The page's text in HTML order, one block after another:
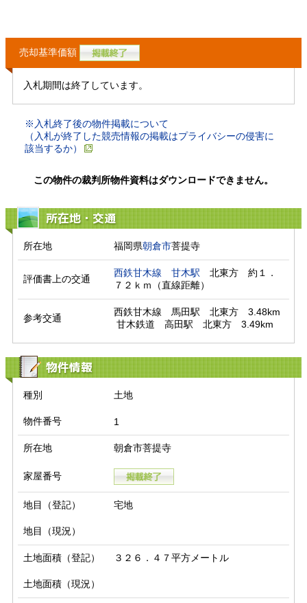
売却基準価額
入札期間は終了しています。
※入札終了後の物件掲載について
（入札が終了した競売情報の掲載はプライバシーの侵害に
該当するか）
この物件の裁判所物件資料はダウンロードできません。
所在地・交通
所在地 福岡県朝倉市菩提寺
評価書上の交通
西鉄甘木線 甘木駅 北東方　約１．
７２ｋｍ（直線距離）
参考交通
西鉄甘木線　馬田駅　北東方　3.48km
甘木鉄道　高田駅　北東方　3.49km
物件情報
種別 土地
物件番号 1
所在地 朝倉市菩提寺
家屋番号
地目（登記） 宅地
地目（現況）
土地面積（登記） ３２６．４７平方メートル
土地面積（現況）